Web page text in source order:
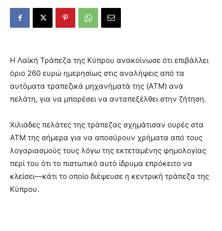
Η Λαϊκή Τράπεζα της Κύπρου ανακοίνωσε ότι επιβάλλει
όριο 260 ευρώ ημερησίως στις αναλήψεις από τα
αυτόματα τραπεζικά μηχανήματά της (ATM) ανά
πελάτη, για να μπορέσει να ανταπεξέλθει στην ζήτηση.
Χιλιάδες πελάτες της τράπεζας σχημάτισαν ουρές στα
ATM της σήμερα για να αποσύρουν χρήματα από τους
λογαριασμούς τους λόγω της εκτεταμένης φημολογίας
περί του ότι το πιστωτικό αυτό ίδρυμα επρόκειτο να
κλείσει—κάτι το οποίο διέψευσε η κεντρική τράπεζα της
Κύπρου.